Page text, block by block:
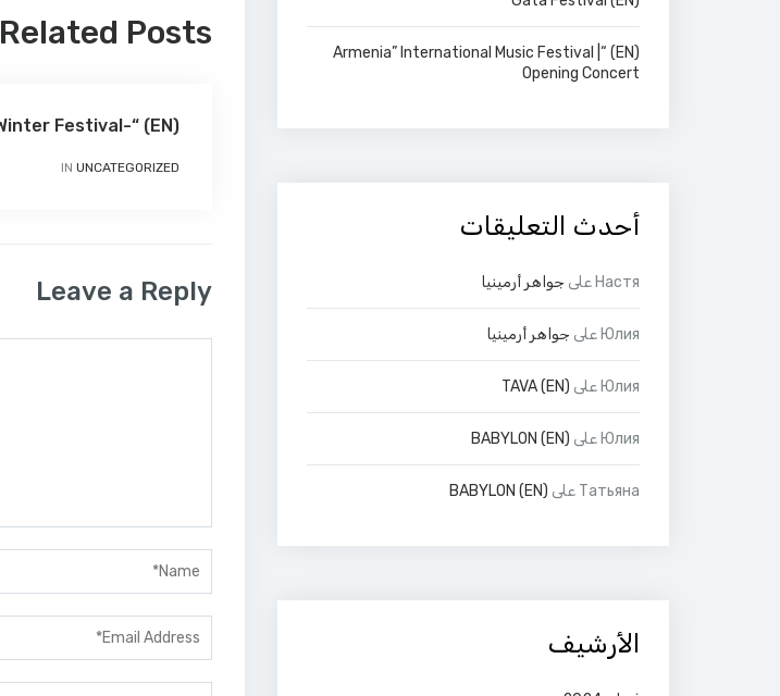
Related Posts
(EN) “-46” Winter Festival
IN UNCATEGORIZED
Leave a Reply
(EN) “Armenia” International Music Festival |
Opening Concert
أحدث التعليقات
Настя على جواهر أرمينيا
Юлия على جواهر أرمينيا
Юлия على (EN) TAVA
Юлия على (EN) BABYLON
Татьяна على (EN) BABYLON
الأرشيف